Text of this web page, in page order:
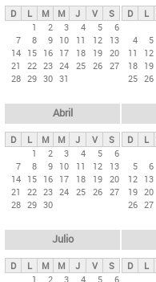
s
p
n
c
i
p
e
D L M M J V
S
1
2 3 4 5
6
7
8 9 10 11 12
13
14 15 16 17 18 19 20
21
22 23 24 25 26 27
28 29 30 31
D L
4
5
11
12
18 19
25 26
Abril
D L M M J V
S
1
2 3 4 5
6
7
8 9 10 11 12
13
14 15 16 17 18 19 20
21
22 23 24 25 26 27
28 29 30
D L
5
6
12 13
19 20
26 27
Julio
D L M M J V
S
1
2 3 4 5 6
D L